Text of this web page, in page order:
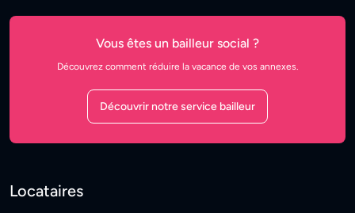
Vous êtes un bailleur social ?
Découvrez comment réduire la vacance de vos annexes.
Découvrir notre service bailleur
Locataires